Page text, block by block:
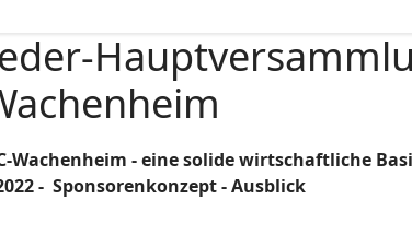
Wachenheim - eine solide wirtschaftliche
- Sponsorenkonzept - Ausblick